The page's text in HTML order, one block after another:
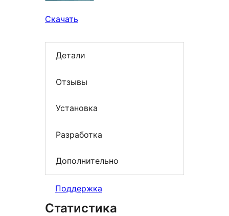
Скачать
Детали
Отзывы
Установка
Разработка
Дополнительно
Поддержка
Статистика